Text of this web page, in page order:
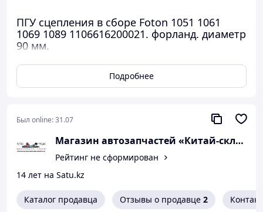
ПГУ сцепления в сборе Foton 1051 1061
1069 1089 1106616200021. форланд. диаметр
90 мм.
Подробнее
Был online:31.07
Магазин автозапчастей «Китай-склад»
Рейтинг не сформирован
14 лет на Satu.kz
Каталог продавца Отзывы о продавце 2